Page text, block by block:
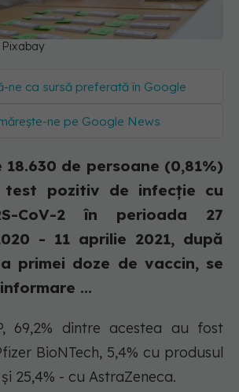
Pixabay
ne ca sursă preferată în Google
ne pe Google News
18.630 de persoane (0,81%)
pozitiv de infecție cu
CoV-2 în perioada 27
- 11 aprilie 2021, după
primei doze de vaccin, se
...
69,2% dintre acestea au fost
BioNTech, 5,4% cu produsul
25,4% - cu AstraZeneca.